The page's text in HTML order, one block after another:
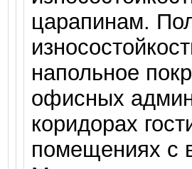
царапинам.
напольное
офисных
коридорах
помещениях с